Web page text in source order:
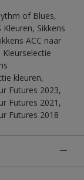
of Blues,
Kleuren, Sikkens
ACC naar
Kleurselectie
kleuren,
Futures 2023,
Futures 2021,
Futures 2018